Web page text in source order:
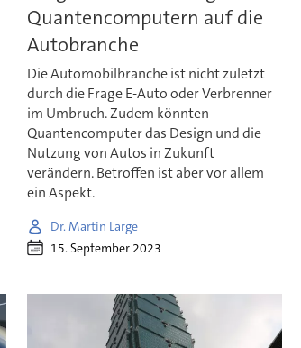
Quantencomputern auf die
Autobranche
Die Automobilbranche ist nicht zuletzt
durch die Frage E-Auto oder Verbrenner
im Umbruch. Zudem könnten
Quantencomputer das Design und die
Nutzung von Autos in Zukunft
verändern. Betroffen ist aber vor allem
ein Aspekt.
Dr. Martin Large
15. September 2023